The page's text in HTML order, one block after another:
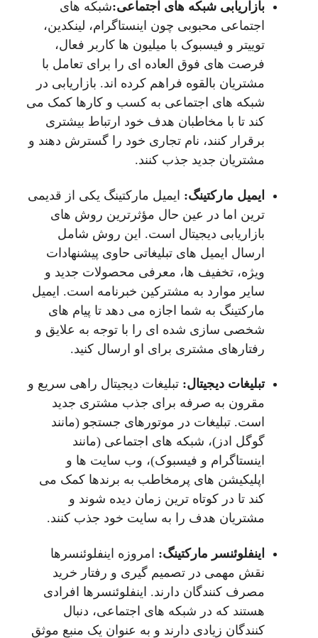
بازاریابی شبکه‌ های اجتماعی:شبکه های
اجتماعی محبوبی چون اینستاگرام، لینکدین،
توییتر و فیسبوک با میلیون ها کاربر فعال،
فرصت های فوق العاده ای را برای تعامل با
مشتریان بالقوه فراهم کرده اند. بازاریابی در
شبکه های اجتماعی به کسب و کارها کمک می
کند تا با مخاطبان هدف خود ارتباط بیشتری
برقرار کنند، نام تجاری خود را گسترش دهند و
مشتریان جدید جذب کنند.
ایمیل مارکتینگ: ایمیل مارکتینگ یکی از قدیمی
ترین اما در عین حال مؤثرترین روش های
بازاریابی دیجیتال است. این روش شامل
ارسال ایمیل های تبلیغاتی حاوی پیشنهادات
ویژه، تخفیف ها، معرفی محصولات جدید و
سایر موارد به مشترکین خبرنامه است. ایمیل
مارکتینگ به شما اجازه می دهد تا پیام های
شخصی سازی شده ای را با توجه به علایق و
رفتارهای مشتری برای او ارسال کنید.
تبلیغات دیجیتال: تبلیغات دیجیتال راهی سریع و
مقرون به صرفه برای جذب مشتری جدید
است. تبلیغات در موتورهای جستجو (مانند
گوگل ادز)، شبکه های اجتماعی (مانند
اینستاگرام و فیسبوک)، وب سایت ها و
اپلیکیشن های پرمخاطب به برندها کمک می
کند تا در کوتاه ترین زمان دیده شوند و
مشتریان هدف را به سایت خود جذب کنند.
اینفلوئنسر مارکتینگ: امروزه اینفلوئنسرها
نقش مهمی در تصمیم گیری و رفتار خرید
مصرف کنندگان دارند. اینفلوئنسرها افرادی
هستند که در شبکه های اجتماعی، دنبال
کنندگان زیادی دارند و به عنوان یک منبع موثق